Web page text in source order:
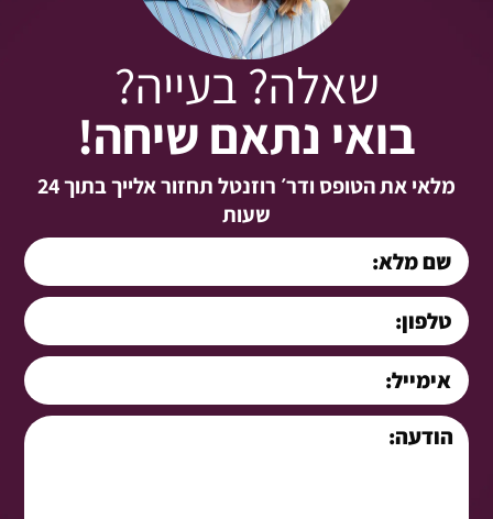
שאלה? בעייה?
בואי נתאם שיחה!
מלאי את הטופס ודר׳ רוזנטל תחזור אלייך בתוך 24
שעות